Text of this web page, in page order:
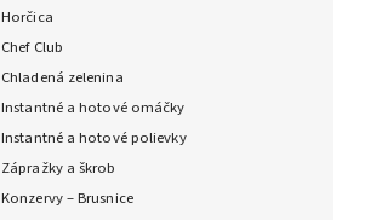
Horčica
Chef Club
Chladená zelenina
Instantné a hotové omáčky
Instantné a hotové polievky
Zápražky a škrob
Konzervy – Brusnice